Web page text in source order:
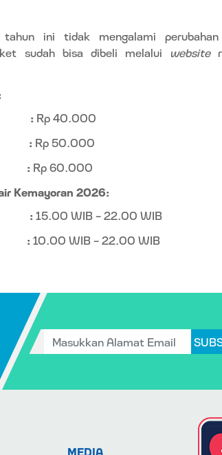
ini tidak mengalami
sudah bisa dibeli melalui website
: Rp 40.000
: Rp 50.000
: Rp 60.000
Kemayoran 2026:
: 15.00 WIB – 22.00 WIB
: 10.00 WIB – 22.00 WIB
MEDIA